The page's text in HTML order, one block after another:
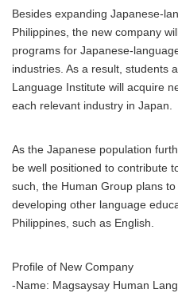
Besides expanding Japanese-
Philippines, the new company
programs for Japanese-
industries. As a result, students
Language Institute will acquire
each relevant industry in Japan.
As the Japanese population
be well positioned to contribute
such, the Human Group plans
developing other language
Philippines, such as English.
Profile of New Company
-Name: Magsaysay Human